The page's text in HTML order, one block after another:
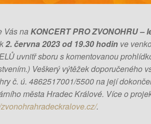
Vás naKONCERT PRO ZVONOHRU
2. června 2023 od 19.30 hodin ve
uvnitř sboru s komentovanou
Veškerý výtěžek doporučeného
č. ú. 4862517001/5500 na její
města Hradec Králové. Více o
.